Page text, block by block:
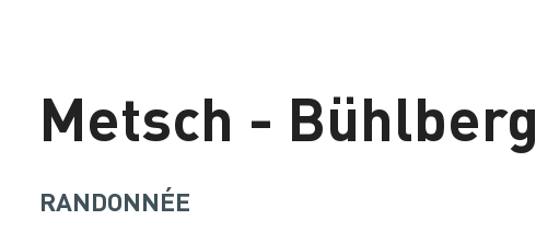
Metsch - Bühlberg
RANDONNÉE